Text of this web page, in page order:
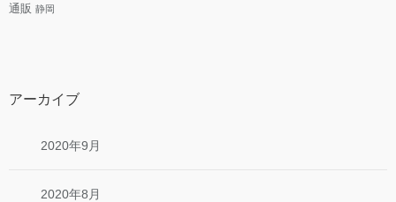
通販 静岡
アーカイブ
2020年9月
2020年8月